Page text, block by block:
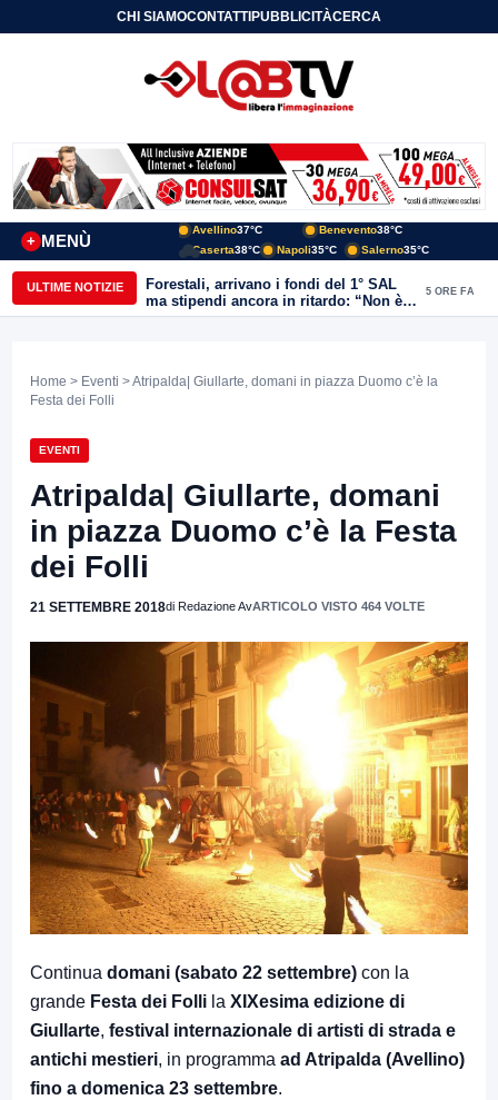
CHI SIAMOCONTATTIPUBBLICITÀCERCA
MENÙ
+
Avellino37°C Benevento38°C
Caserta38°C Napoli35°C Salerno35°C
ULTIME NOTIZIE
Forestali, arrivano i fondi del 1° SAL
ma stipendi ancora in ritardo: “Non è
più sostenibile”
5 ORE FA
Home > Eventi > Atripalda| Giullarte, domani in piazza Duomo c’è la
Festa dei Folli
EVENTI
Atripalda| Giullarte, domani
in piazza Duomo c’è la Festa
dei Folli
21 SETTEMBRE 2018di Redazione AvARTICOLO VISTO 464 VOLTE
Continua domani (sabato 22 settembre) con la
grande Festa dei Folli la XIXesima edizione di
Giullarte, festival internazionale di artisti di strada e
antichi mestieri, in programma ad Atripalda (Avellino)
fino a domenica 23 settembre.